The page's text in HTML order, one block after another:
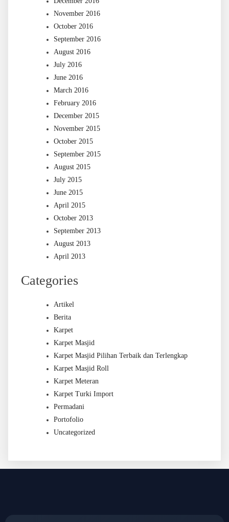
November 2016
October 2016
September 2016
August 2016
July 2016
June 2016
March 2016
February 2016
December 2015
November 2015
October 2015
September 2015
August 2015
July 2015
June 2015
April 2015
October 2013
September 2013
August 2013
April 2013
Categories
Artikel
Berita
Karpet
Karpet Masjid
Karpet Masjid Pilihan Terbaik dan Terlengkap
Karpet Masjid Roll
Karpet Meteran
Karpet Turki Import
Permadani
Portofolio
Uncategorized